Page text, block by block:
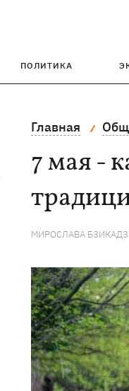
ПОЛИТИКА
Главная
7 мая -
МИРОСЛАВА